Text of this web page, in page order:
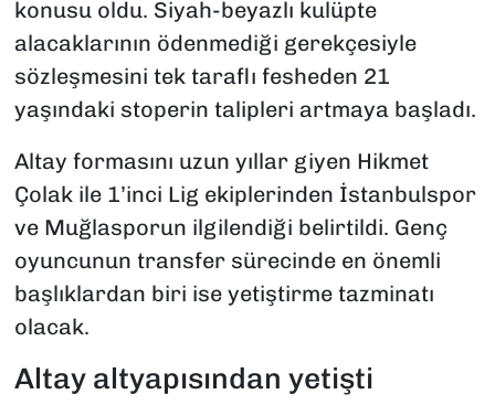
konusu oldu. Siyah-beyazlı kulüpte
alacaklarının ödenmediği gerekçesiyle
sözleşmesini tek taraflı fesheden 21
yaşındaki stoperin talipleri artmaya başladı.
Altay formasını uzun yıllar giyen Hikmet
Çolak ile 1’inci Lig ekiplerinden İstanbulspor
ve Muğlasporun ilgilendiği belirtildi. Genç
oyuncunun transfer sürecinde en önemli
başlıklardan biri ise yetiştirme tazminatı
olacak.
Altay altyapısından yetişti